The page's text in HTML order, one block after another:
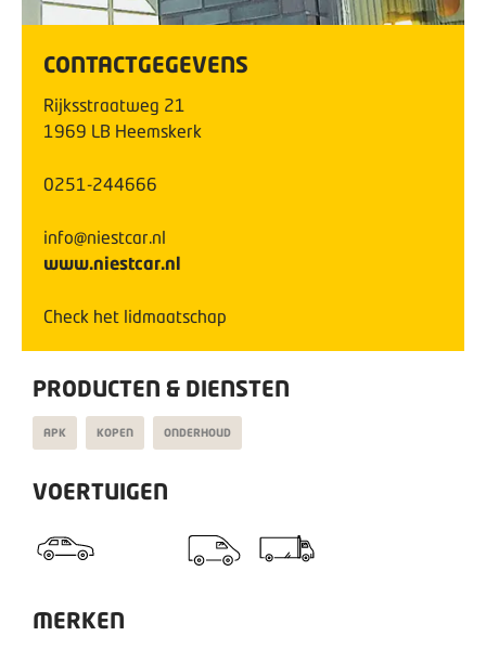
CONTACTGEGEVENS
Rijksstraatweg 21
1969 LB Heemskerk
0251-244666
info@niestcar.nl
www.niestcar.nl
Check het lidmaatschap
PRODUCTEN & DIENSTEN
APK KOPEN ONDERHOUD
VOERTUIGEN
MERKEN